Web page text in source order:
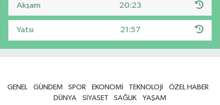
Akşam 20:23
Yatsı 21:57
GENEL GÜNDEM SPOR EKONOMİ TEKNOLOJİ
ÖZEL HABER
DÜNYA
SİYASET SAĞLIK YAŞAM